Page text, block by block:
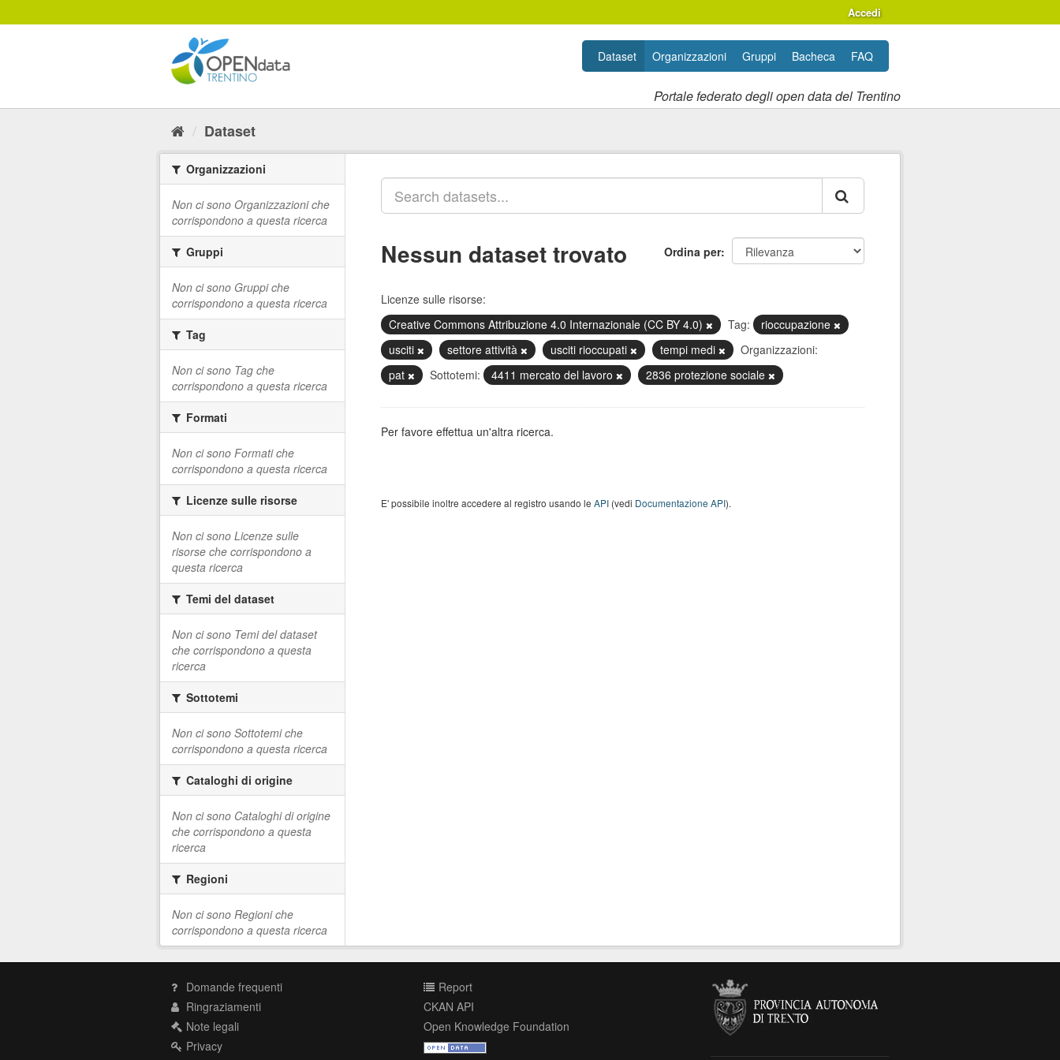
al
Accedi
Portale federato degli open data del Trentino
Dataset Organizzazioni Gruppi Bacheca FAQ
Dataset
Organizzazioni
Non ci sono Organizzazioni che
corrispondono a questa ricerca
Gruppi
Non ci sono Gruppi che
corrispondono a questa ricerca
Tag
Non ci sono Tag che
corrispondono a questa ricerca
Formati
Non ci sono Formati che
corrispondono a questa ricerca
Licenze sulle risorse
Non ci sono Licenze sulle
risorse che corrispondono a
questa ricerca
Temi del dataset
Non ci sono Temi del dataset
che corrispondono a questa
ricerca
Sottotemi
Non ci sono Sottotemi che
corrispondono a questa ricerca
Cataloghi di origine
Non ci sono Cataloghi di origine
che corrispondono a questa
ricerca
Regioni
Non ci sono Regioni che
corrispondono a questa ricerca
Ordina per
Nessun dataset trovato
Licenze sulle risorse:
Creative Commons Attribuzione 4.0 Internazionale (CC BY 4.0)
Tag:
rioccupazione
usciti
settore attività usciti rioccupati tempi medi
Organizzazioni:
pat
Sottotemi: 4411 mercato del lavoro 2836 protezione sociale
Per favore effettua un'altra ricerca.
E' possibile inoltre accedere al registro usando le API(vedi Documentazione API).
Domande frequenti
Ringraziamenti
Note legali
Privacy
Report
CKAN API
Open Knowledge Foundation